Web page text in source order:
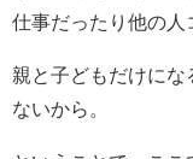
仕事だったり他の人
親と子どもだけにな
ないから。